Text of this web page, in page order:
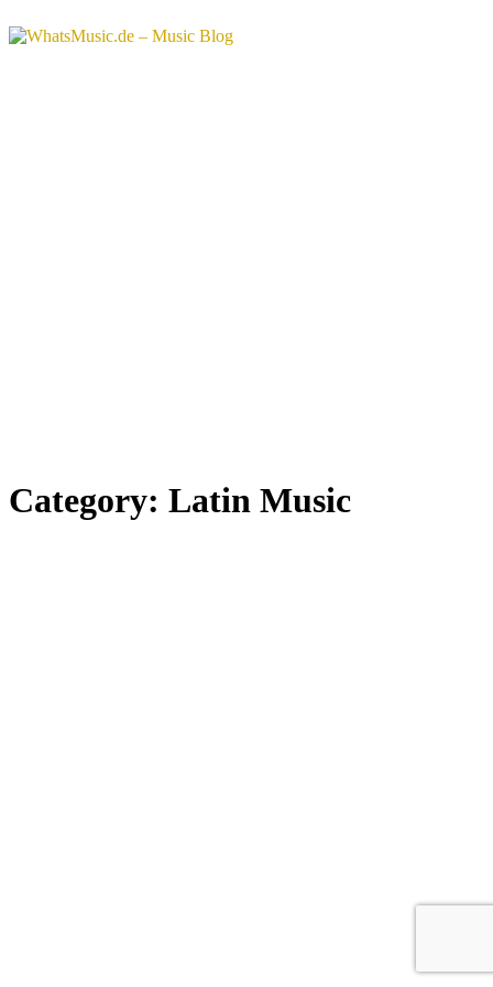
Category: Latin Music